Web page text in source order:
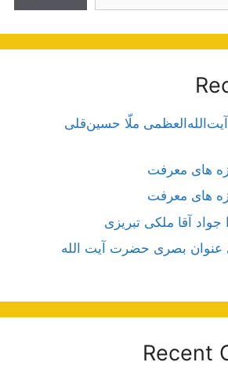
ملّا حسین‌قلی
های معرفت
های معرفت
جواد آقا ملکی تبریزی
عنوان بصری حضرت آیت الله
Recent